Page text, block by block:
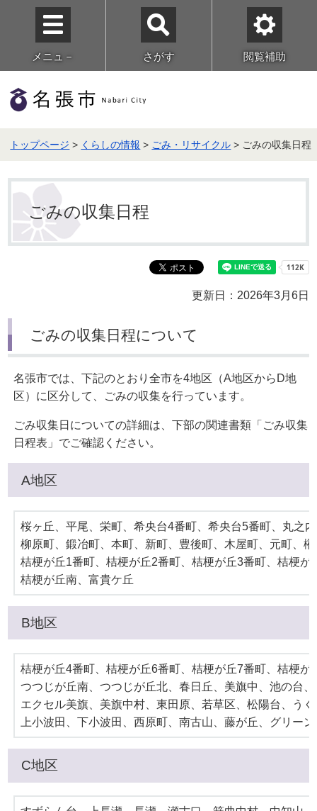
メニュ－ さがす 閲覧補助
トップページ > くらしの情報 > ごみ・リサイクル > ごみの収集日程
ごみの収集日程
更新日：2026年3月6日
ごみの収集日程について
名張市では、下記のとおり全市を4地区（A地区からD地
区）に区分して、ごみの収集を行っています。
ごみ収集日についての詳細は、下部の関連書類「ごみ収集
日程表」でご確認ください。
A地区
桜ヶ丘、平尾、栄町、希央台4番町、希央台5番町、丸之
柳原町、鍛冶町、本町、新町、豊後町、木屋町、元町、
桔梗が丘1番町、桔梗が丘2番町、桔梗が丘3番町、桔梗が
桔梗が丘南、富貴ケ丘
B地区
桔梗が丘4番町、桔梗が丘6番町、桔梗が丘7番町、桔梗が
つつじが丘南、つつじが丘北、春日丘、美旗中、池の台
エクセル美旗、美旗中村、東田原、若草区、松陽台、う
上小波田、下小波田、西原町、南古山、藤が丘、グリー
C地区